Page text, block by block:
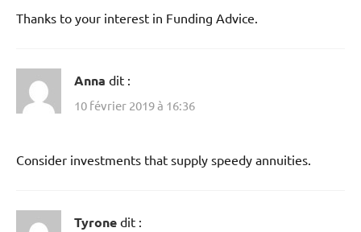
Thanks to your interest in Funding Advice.
Anna dit :
10 février 2019 à 16:36
Consider investments that supply speedy annuities.
Tyrone dit :